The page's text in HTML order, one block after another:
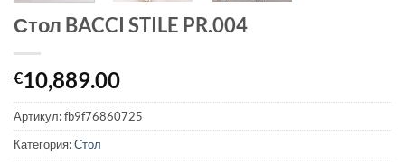
Стол BACCI STILE PR.004
€10,889.00
Артикул:fb9f76860725
Категория:Стол